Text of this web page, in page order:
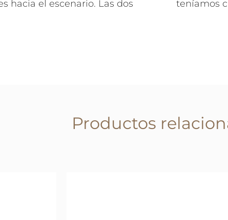
hacia el escenario. Las dos
teníamos
Productos